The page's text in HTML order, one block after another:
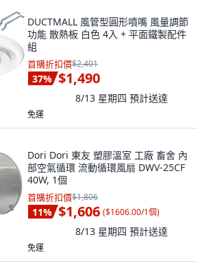
DUCTMALL 風管型圓形噴嘴 風量調節
功能 散熱板 白色 4入 + 平面鐵製配件
組
首購折扣價$2,401
37% $1,490
8/13 星期四 預計送達
免運
Dori Dori 東友 塑膠溫室 工廠 畜舍 內
部空氣循環 流動循環風扇 DWV-25CF
40W, 1個
首購折扣價$1,806
11% $1,606 ($1606.00/1個)
8/13 星期四 預計送達
免運